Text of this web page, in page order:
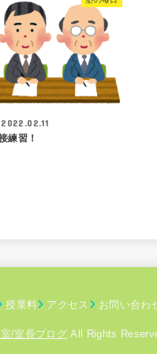
2022.02.11
練習！
授業料 アクセス お問い合わ
/室長ブログ All Rights